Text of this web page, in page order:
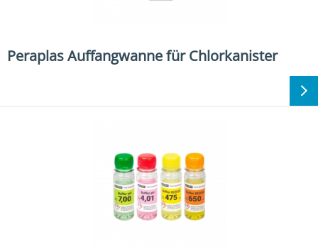
Peraplas Auffangwanne für Chlorkanister